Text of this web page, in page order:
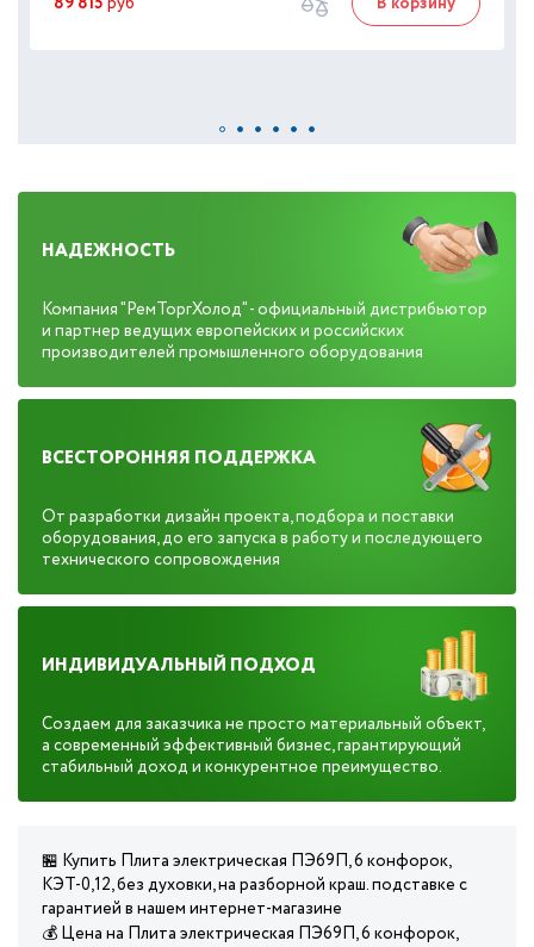
НАДЕЖНОСТЬ
Компания "РемТоргХолод" - официальный дистрибьютор
и партнер ведущих европейских и российских
производителей промышленного оборудования
ВСЕСТОРОННЯЯ ПОДДЕРЖКА
От разработки дизайн проекта, подбора и поставки
оборудования, до его запуска в работу и последующего
технического сопровождения
ИНДИВИДУАЛЬНЫЙ ПОДХОД
Создаем для заказчика не просто материальный объект,
а современный эффективный бизнес, гарантирующий
стабильный доход и конкурентное преимущество.
🏪 Купить Плита электрическая ПЭ69П, 6 конфорок,
КЭТ-0,12, без духовки, на разборной краш. подставке с
гарантией в нашем интернет-магазине
💰 Цена на Плита электрическая ПЭ69П, 6 конфорок,